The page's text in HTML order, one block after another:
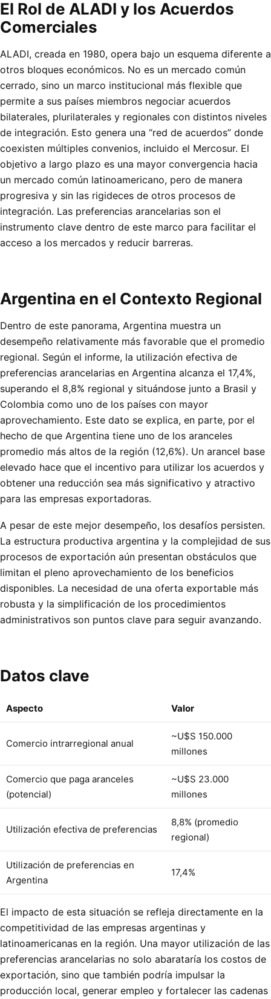
El Rol de ALADI y los Acuerdos
Comerciales
ALADI, creada en 1980, opera bajo un esquema diferente a
otros bloques económicos. No es un mercado común
cerrado, sino un marco institucional más flexible que
permite a sus países miembros negociar acuerdos
bilaterales, plurilaterales y regionales con distintos niveles
de integración. Esto genera una “red de acuerdos” donde
coexisten múltiples convenios, incluido el Mercosur. El
objetivo a largo plazo es una mayor convergencia hacia
un mercado común latinoamericano, pero de manera
progresiva y sin las rigideces de otros procesos de
integración. Las preferencias arancelarias son el
instrumento clave dentro de este marco para facilitar el
acceso a los mercados y reducir barreras.
Argentina en el Contexto Regional
Dentro de este panorama, Argentina muestra un
desempeño relativamente más favorable que el promedio
regional. Según el informe, la utilización efectiva de
preferencias arancelarias en Argentina alcanza el 17,4%,
superando el 8,8% regional y situándose junto a Brasil y
Colombia como uno de los países con mayor
aprovechamiento. Este dato se explica, en parte, por el
hecho de que Argentina tiene uno de los aranceles
promedio más altos de la región (12,6%). Un arancel base
elevado hace que el incentivo para utilizar los acuerdos y
obtener una reducción sea más significativo y atractivo
para las empresas exportadoras.
A pesar de este mejor desempeño, los desafíos persisten.
La estructura productiva argentina y la complejidad de sus
procesos de exportación aún presentan obstáculos que
limitan el pleno aprovechamiento de los beneficios
disponibles. La necesidad de una oferta exportable más
robusta y la simplificación de los procedimientos
administrativos son puntos clave para seguir avanzando.
Datos clave
Aspecto Valor
Comercio intrarregional anual
~U$S 150.000
millones
Comercio que paga aranceles
(potencial)
~U$S 23.000
millones
Utilización efectiva de preferencias
8,8% (promedio
regional)
Utilización de preferencias en
Argentina
17,4%
El impacto de esta situación se refleja directamente en la
competitividad de las empresas argentinas y
latinoamericanas en la región. Una mayor utilización de las
preferencias arancelarias no solo abarataría los costos de
exportación, sino que también podría impulsar la
producción local, generar empleo y fortalecer las cadenas